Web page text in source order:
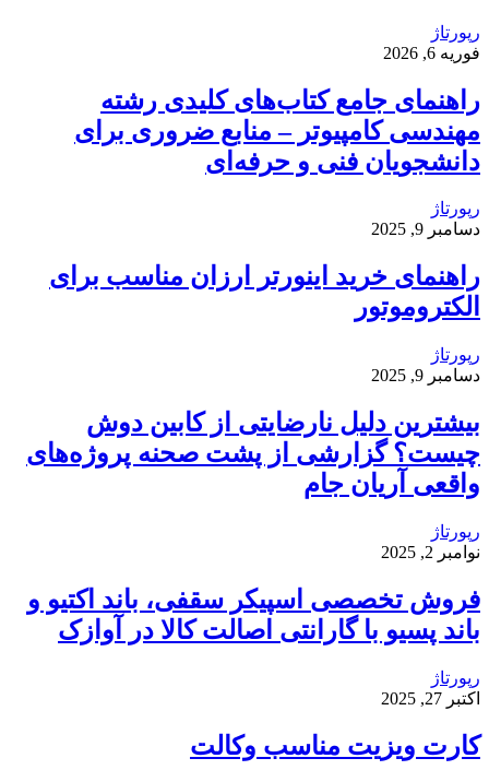
رپورتاژ
فوریه 6, 2026
راهنمای جامع کتاب‌های کلیدی رشته
مهندسی کامپیوتر – منابع ضروری برای
دانشجویان فنی و حرفه‌ای
رپورتاژ
دسامبر 9, 2025
راهنمای خرید اینورتر ارزان مناسب برای
الکتروموتور
رپورتاژ
دسامبر 9, 2025
بیشترین دلیل نارضایتی از کابین دوش
چیست؟ گزارشی از پشت صحنه پروژه‌های
واقعی آریان جام
رپورتاژ
نوامبر 2, 2025
فروش تخصصی اسپیکر سقفی، باند اکتیو و
باند پسیو با گارانتی اصالت کالا در آوازک
رپورتاژ
اکتبر 27, 2025
کارت ویزیت مناسب وکالت